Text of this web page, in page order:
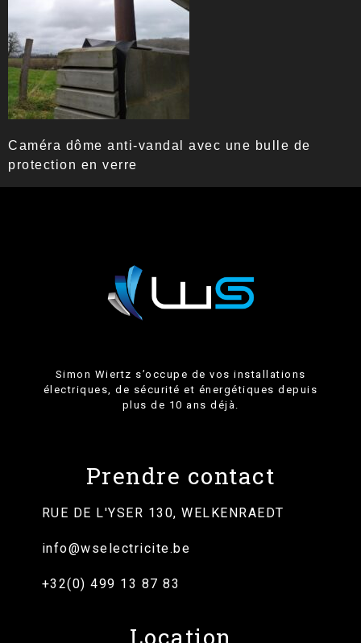
Caméra dôme anti-vandal avec une bulle de
protection en verre
Simon Wiertz s’occupe de vos installations
électriques, de sécurité et énergétiques depuis
plus de 10 ans déjà.
Prendre contact
RUE DE L'YSER 130, WELKENRAEDT
info@wselectricite.be
+32(0) 499 13 87 83
Location